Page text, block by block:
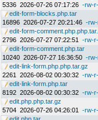
5336 2026-07-26 07:17:26 -rw-
edit-form-blocks.php.tar
16896 2026-07-27 20:21:46 -
edit-form-
2796 2026-07-27 07:22:51 -rw-
edit-form-comment.php.tar
10240 2026-07-27 16:36:50 -
edit-link-form.php.php.tar.gz
2261
2026-08-02 00:30:32 -rw-
edit-link-form.php.tar
8192 2026-08-02 00:30:32 -rw-
edit.php.php.tar.gz
5704 2026-07-26 04:26:01 -rw-